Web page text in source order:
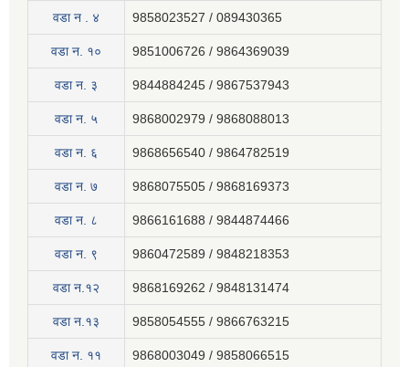
वडा न . ४ 9858023527 / 089430365
वडा न. १० 9851006726 / 9864369039
वडा न. ३ 9844884245 / 9867537943
वडा न. ५ 9868002979 / 9868088013
वडा न. ६ 9868656540 / 9864782519
वडा न. ७ 9868075505 / 9868169373
वडा न. ८ 9866161688 / 9844874466
वडा न. ९ 9860472589 / 9848218353
वडा न.१२ 9868169262 / 9848131474
वडा न.१३ 9858054555 / 9866763215
वडा न‍. ११ 9868003049 / 9858066515